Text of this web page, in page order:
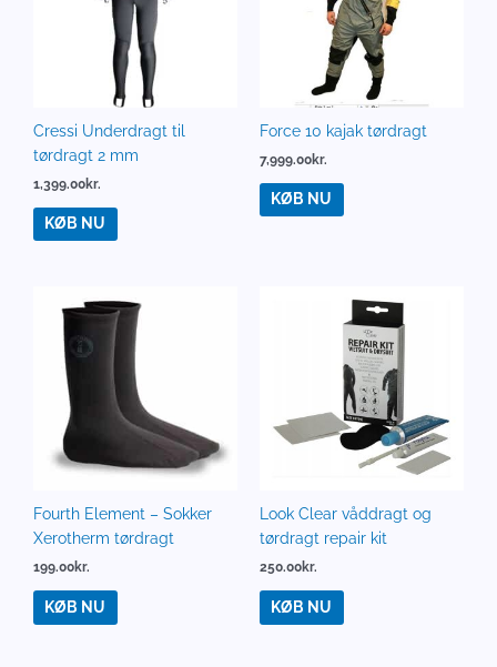
Cressi Underdragt til
tørdragt 2 mm
1,399.00kr.
KØB NU
Force 10 kajak tørdragt
7,999.00kr.
KØB NU
Fourth Element – Sokker
Xerotherm tørdragt
199.00kr.
KØB NU
Look Clear våddragt og
tørdragt repair kit
250.00kr.
KØB NU